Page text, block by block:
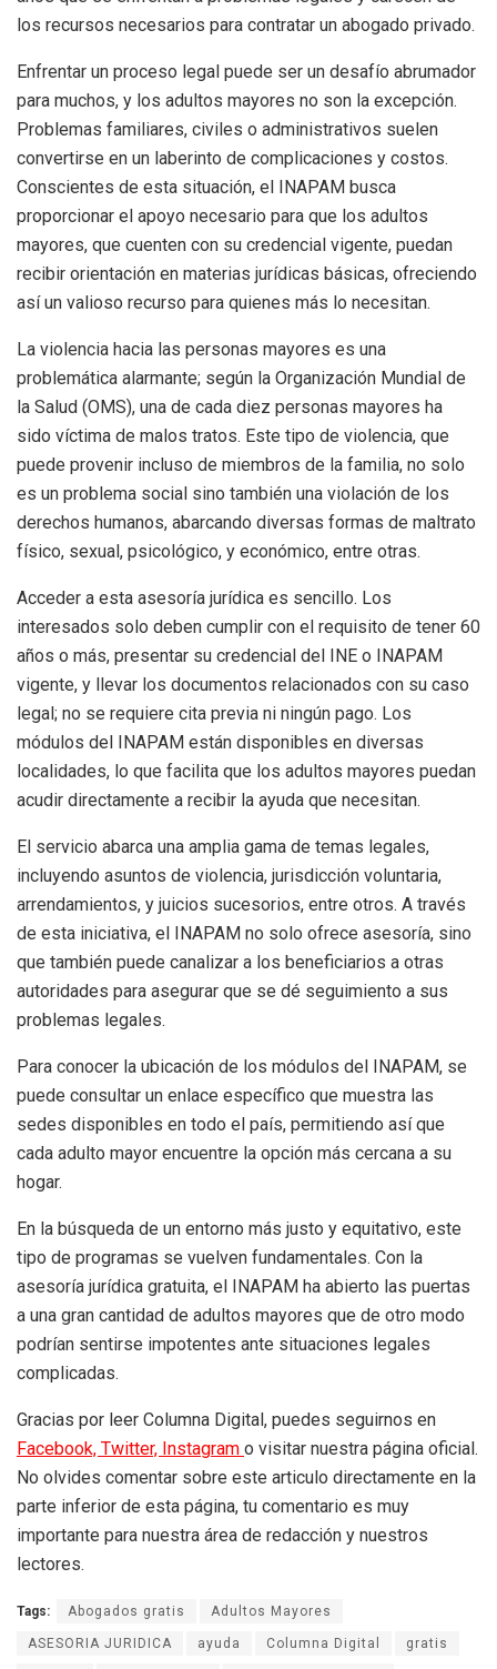
los recursos necesarios para contratar un abogado privado.
Enfrentar un proceso legal puede ser un desafío abrumador
para muchos, y los adultos mayores no son la excepción.
Problemas familiares, civiles o administrativos suelen
convertirse en un laberinto de complicaciones y costos.
Conscientes de esta situación, el INAPAM busca
proporcionar el apoyo necesario para que los adultos
mayores, que cuenten con su credencial vigente, puedan
recibir orientación en materias jurídicas básicas, ofreciendo
así un valioso recurso para quienes más lo necesitan.
La violencia hacia las personas mayores es una
problemática alarmante; según la Organización Mundial de
la Salud (OMS), una de cada diez personas mayores ha
sido víctima de malos tratos. Este tipo de violencia, que
puede provenir incluso de miembros de la familia, no solo
es un problema social sino también una violación de los
derechos humanos, abarcando diversas formas de maltrato
físico, sexual, psicológico, y económico, entre otras.
Acceder a esta asesoría jurídica es sencillo. Los
interesados solo deben cumplir con el requisito de tener 60
años o más, presentar su credencial del INE o INAPAM
vigente, y llevar los documentos relacionados con su caso
legal; no se requiere cita previa ni ningún pago. Los
módulos del INAPAM están disponibles en diversas
localidades, lo que facilita que los adultos mayores puedan
acudir directamente a recibir la ayuda que necesitan.
El servicio abarca una amplia gama de temas legales,
incluyendo asuntos de violencia, jurisdicción voluntaria,
arrendamientos, y juicios sucesorios, entre otros. A través
de esta iniciativa, el INAPAM no solo ofrece asesoría, sino
que también puede canalizar a los beneficiarios a otras
autoridades para asegurar que se dé seguimiento a sus
problemas legales.
Para conocer la ubicación de los módulos del INAPAM, se
puede consultar un enlace específico que muestra las
sedes disponibles en todo el país, permitiendo así que
cada adulto mayor encuentre la opción más cercana a su
hogar.
En la búsqueda de un entorno más justo y equitativo, este
tipo de programas se vuelven fundamentales. Con la
asesoría jurídica gratuita, el INAPAM ha abierto las puertas
a una gran cantidad de adultos mayores que de otro modo
podrían sentirse impotentes ante situaciones legales
complicadas.
Gracias por leer Columna Digital, puedes seguirnos en
Facebook, Twitter, Instagram o visitar nuestra página oficial.
No olvides comentar sobre este articulo directamente en la
parte inferior de esta página, tu comentario es muy
importante para nuestra área de redacción y nuestros
lectores.
Tags: Abogados gratis Adultos Mayores
ASESORIA JURIDICA ayuda Columna Digital gratis